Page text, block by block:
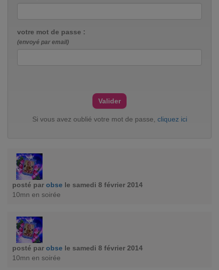
votre mot de passe :
(envoyé par email)
Si vous avez oublié votre mot de passe, cliquez ici
posté par obse le samedi 8 février 2014
10mn en soirée
posté par obse le samedi 8 février 2014
10mn en soirée